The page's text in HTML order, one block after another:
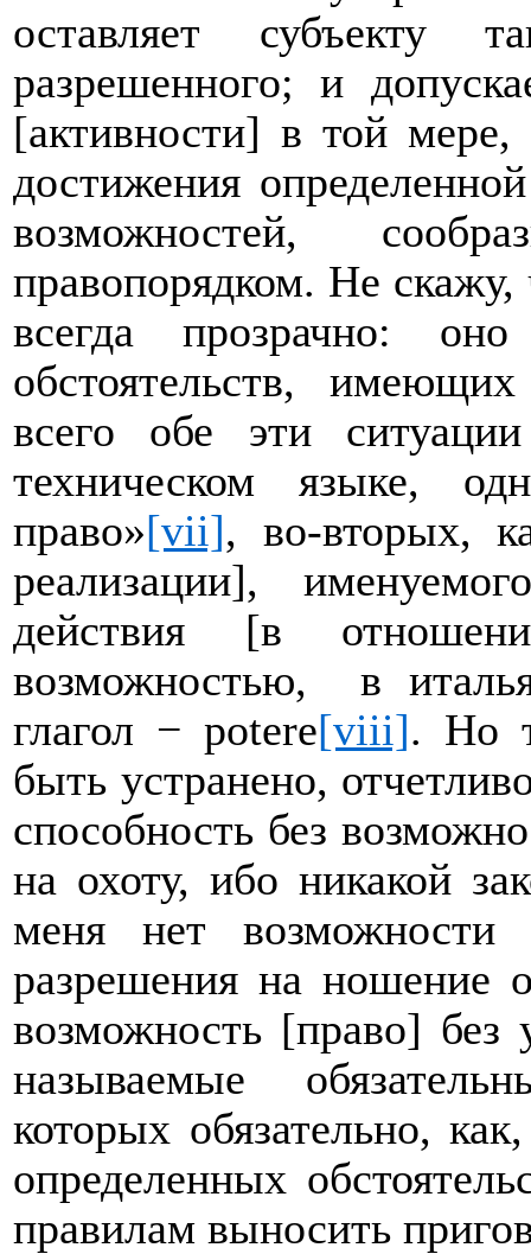
оставляет субъекту
разрешенного; и
[активности] в той мере,
достижения
возможностей,
правопорядком. Не скажу,
всегда прозрачно:
обстоятельств,
всего обе эти
техническом языке,
право»[vii], во-вторых,
реализации],
действия [в
возможностью,
в
глагол − potere[viii]. Но
быть устранено,
способность без
на охоту, ибо никакой
меня нет возможности
разрешения на ношение
возможность [право] без
называемые
которых обязательно,
определенных
правилам выносить